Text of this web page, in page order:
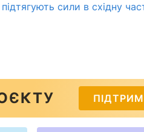
сили в східну